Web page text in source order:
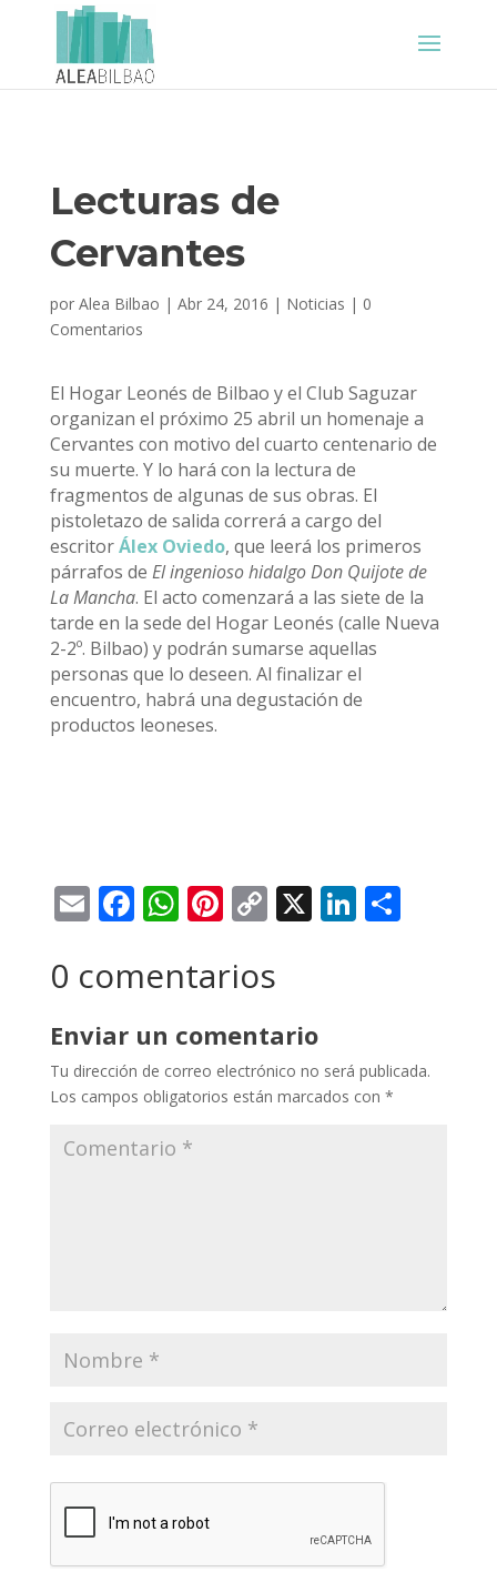
Lecturas de
Cervantes
por Alea Bilbao | Abr 24, 2016 | Noticias | 0
Comentarios
El Hogar Leonés de Bilbao y el Club Saguzar
organizan el próximo 25 abril un homenaje a
Cervantes con motivo del cuarto centenario de
su muerte. Y lo hará con la lectura de
fragmentos de algunas de sus obras. El
pistoletazo de salida correrá a cargo del
escritorÁlex Oviedo, que leerá los primeros
párrafos de El ingenioso hidalgo Don Quijote de
La Mancha. El acto comenzará a las siete de la
tarde en la sede del Hogar Leonés (calle Nueva
2-2º. Bilbao) y podrán sumarse aquellas
personas que lo deseen. Al finalizar el
encuentro, habrá una degustación de
productos leoneses.
EmailFacebook
WhatsApp
Pinterest
Copy
X
0 comentarios
Enviar un comentario
Tu dirección de correo electrónico no será publicada.
Los campos obligatorios están marcados con *